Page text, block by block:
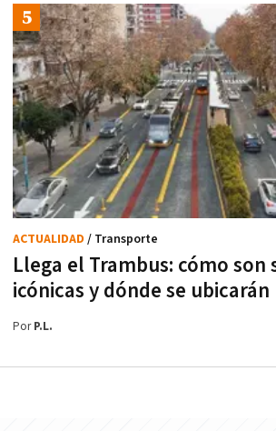
Llega el Trambus: cómo son
icónicas y dónde se ubicarán
ACTUALIDAD / Transporte
PorP.L.